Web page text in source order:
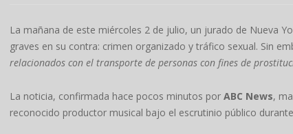
La mañana de este miércoles 2 de julio, un jurado de Nueva
graves en su contra: crimen organizado y tráfico sexual. Sin
relacionados con el transporte de personas con fines de
La noticia, confirmada hace pocos minutos por ABC News,
reconocido productor musical bajo el escrutinio público